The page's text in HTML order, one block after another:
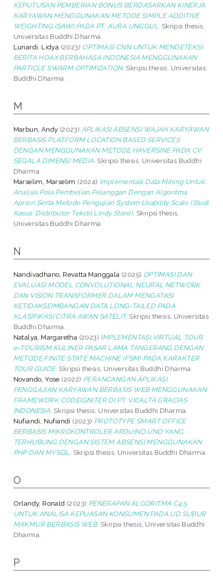
KEPUTUSAN PEMBERIAN BONUS BERDASARKAN KINERJA
KARYAWAN MENGGUNAKAN METODE SIMPLE ADDITIVE
WEIGHTING (SAW) PADA PT. AURA UNGGUL. Skripsi thesis,
Universitas Buddhi Dharma.
Lunardi, Lidya (2023) OPTIMASI CNN UNTUK MENDETEKSI
BERITA HOAX BERBAHASA INDONESIA MENGGUNAKAN
PARTICLE SWARM OPTIMIZATION. Skripsi thesis, Universitas
Buddhi Dharma.
M
Marbun, Andy (2023) APLIKASI ABSENSI WAJAH KARYAWAN
BERBASIS PLATFORM LOCATION BASED SERVICES
DENGAN MENGGUNAKAN METODE HAVERSINE PADA CV.
SEGALA DIMENSI MEDIA. Skripsi thesis, Universitas Buddhi
Dharma.
Marselim, Marselim (2024) Implementasi Data Mining Untuk
Analisis Pola Pembelian Pelanggan Dengan Algoritma
Apriori Serta Metode Pengujian System Usability Scale (Studi
Kasus: Distributor Tekstil Lindy Store). Skripsi thesis,
Universitas Buddhi Dharma.
N
Nandivadhano, Revatta Manggala (2025) OPTIMASI DAN
EVALUASI MODEL CONVOLUTIONAL NEURAL NETWORK
DAN VISION TRANSFORMER DALAM MENGATASI
KETIDAKSEIMBANGAN DATA LONG-TAILED PADA
KLASIFIKASI CITRA AWAN SATELIT. Skripsi thesis, Universitas
Buddhi Dharma.
Natalya, Margaretha (2023) IMPLEMENTASI VIRTUAL TOUR
e-TOURISM KULINER PASAR LAMA TANGERANG DENGAN
METODE FINITE STATE MACHINE (FSM) PADA KARAKTER
TOUR GUIDE. Skripsi thesis, Universitas Buddhi Dharma.
Novando, Yose (2022) PERANCANGAN APLIKASI
PENGGAJIAN KARYAWAN BERBASIS WEB MENGGUNAKAN
FRAMEWORK CODEIGNITER DI PT. VICALTA GRACIAS
INDONESIA. Skripsi thesis, Universitas Buddhi Dharma.
Nufiandi, Nufiandi (2023) PROTOTYPE SMART OFFICE
BERBASIS MIKROKONTROLER ARDUINO UNO YANG
TERHUBUNG DENGAN SISTEM ABSENSI MENGGUNAKAN
PHP DAN MYSQL. Skripsi thesis, Universitas Buddhi Dharma.
O
Orlandy, Ronald (2023) PENERAPAN ALGORITMA C4.5
UNTUK ANALISA KEPUASAN KONSUMEN PADA UD.SUBUR
MAKMUR BERBASIS WEB. Skripsi thesis, Universitas Buddhi
Dharma.
P